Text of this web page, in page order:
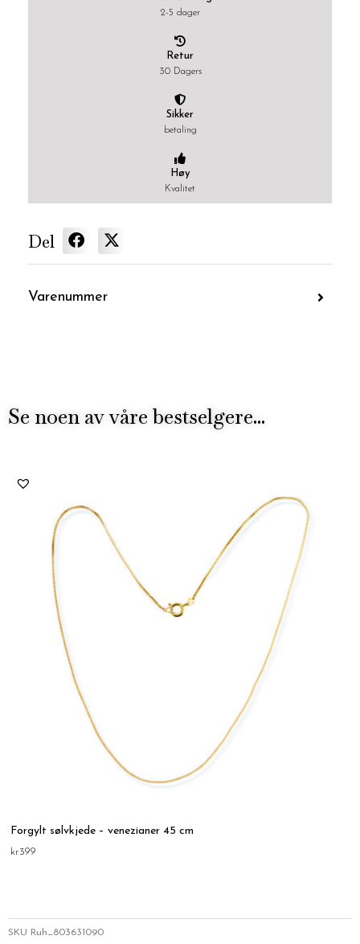
2-5 dager
Retur
30 Dagers
Sikker
betaling
Høy
Kvalitet
Del
Varenummer
Se noen av våre bestselgere...
Forgylt sølvkjede – venezianer 45 cm
kr399
SKU Ruh_803631090